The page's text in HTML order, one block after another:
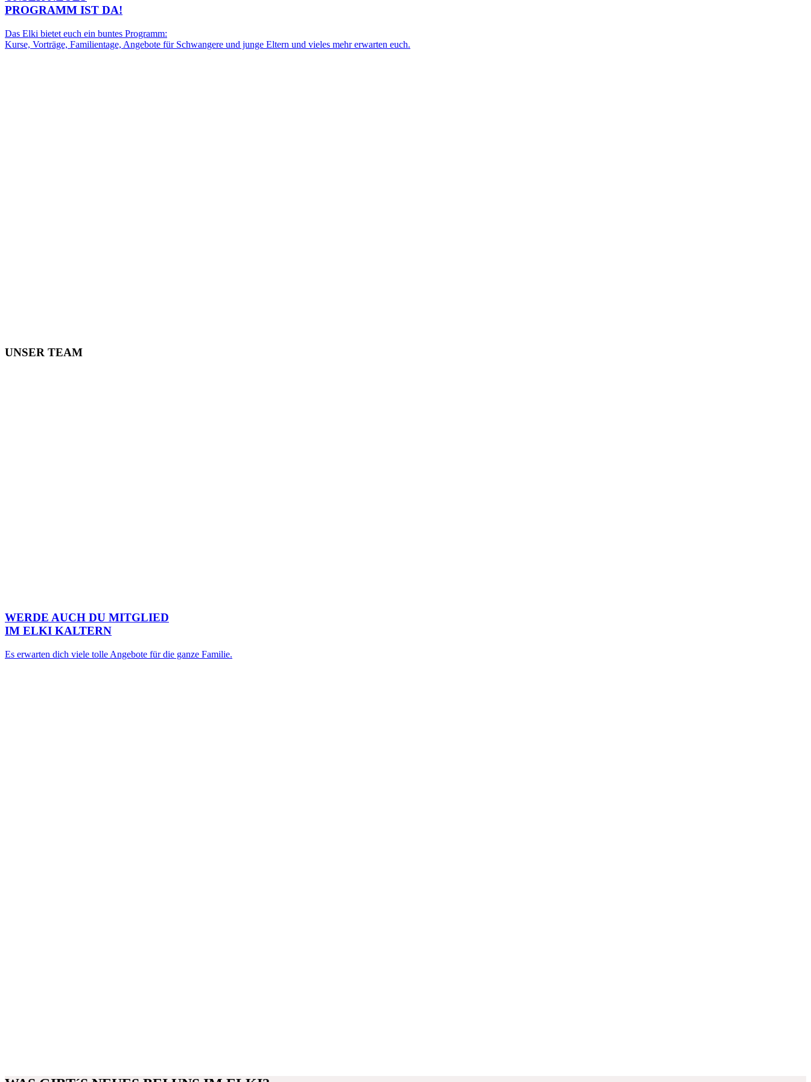
PROGRAMM IST DA!
Das Elki bietet euch ein buntes Programm:
Kurse, Vorträge, Familientage, Angebote für Schwangere und junge Eltern und vieles mehr erwarten euch.
UNSER TEAM
WERDE AUCH DU MITGLIED
IM ELKI KALTERN
Es erwarten dich viele tolle Angebote für die ganze Familie.